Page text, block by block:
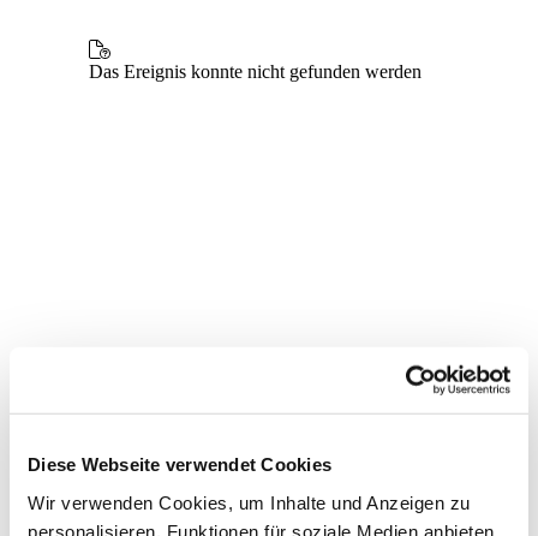
Diese Webseite verwendet Cookies
Wir verwenden Cookies, um Inhalte und Anzeigen zu
personalisieren, Funktionen für soziale Medien anbieten